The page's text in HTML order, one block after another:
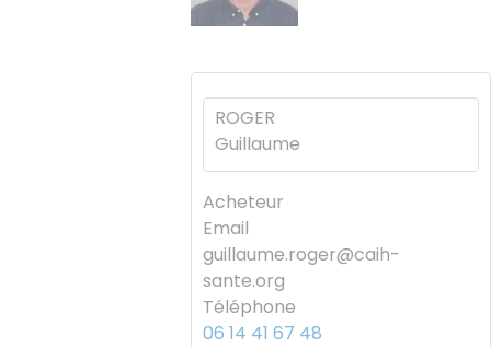
ROGER
Guillaume
Acheteur
Email
guillaume.roger@caih-
sante.org
Téléphone
06 14 41 67 48